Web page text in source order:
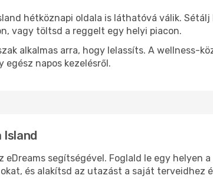
hétköznapi oldala is láthatóvá válik.
vagy töltsd a reggelt egy helyi piacon.
alkalmas arra, hogy lelassíts. A wellness-
egész napos kezelésről.
Island
segítségével. Foglald le egy helyen
és alakítsd az utazást a saját terveidhez